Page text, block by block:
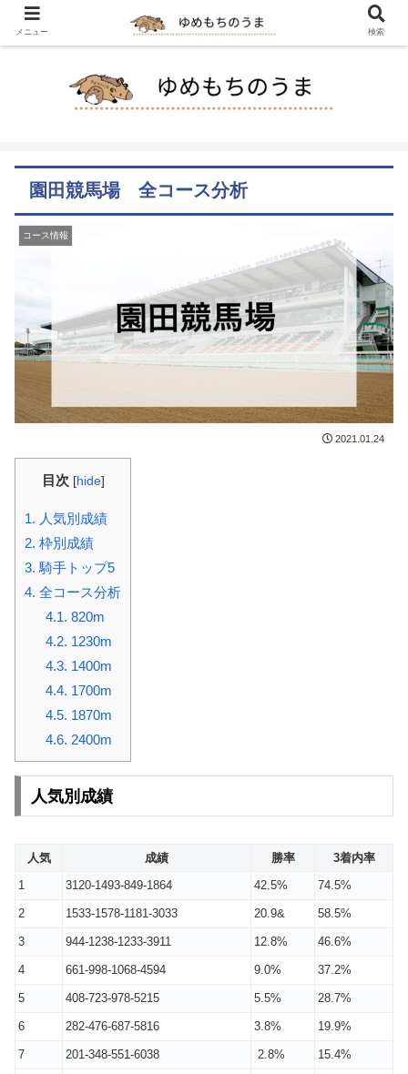
園田競馬場 全コース分析
コース情報
2021.01.24
目次 [hide]
1. 人気別成績
2. 枠別成績
3. 騎手トップ5
4. 全コース分析
4.1. 820m
4.2. 1230m
4.3. 1400m
4.4. 1700m
4.5. 1870m
4.6. 2400m
人気別成績
人気 成績 勝率
3着内率
1
3120-1493-849-1864 42.5% 74.5%
2 1533-1578-1181-3033 20.9& 58.5%
3 944-1238-1233-3911 12.8% 46.6%
4 661-998-1068-4594 9.0% 37.2%
5 408-723-978-5215 5.5% 28.7%
6 282-476-687-5816 3.8% 19.9%
7 201-348-551-6038 2.8% 15.4%
メニュー 検索